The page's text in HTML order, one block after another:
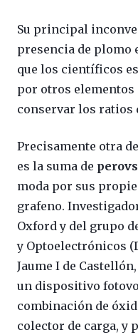
Su principal
presencia de plomo
que los científicos
por otros
conservar los ratios
Precisamente otra
es la suma de
moda por sus
grafeno.
Oxford y del grupo
y Optoelectrónicos
Jaume I de
un dispositivo
combinación de
colector de carga, y